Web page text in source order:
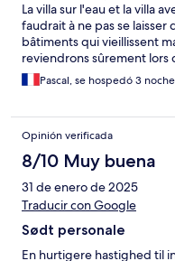
La villa sur l'eau et la villa
faudrait à ne pas se
bâtiments qui vieillissent
reviendrons sûrement lors
Pascal, se hospedó 3
Opinión verificada
8/10 Muy buena
31 de enero de 2025
Traducir con Google
Sødt personale
En hurtigere hastighed til